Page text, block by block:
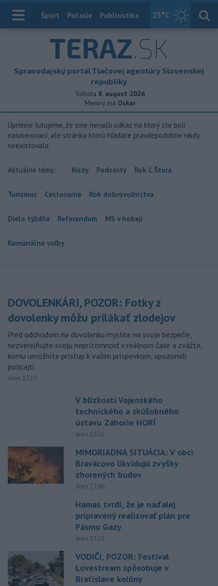
25°C
Index
Šport Počasie Publicistika Slovensko
TERAZ.SK
Spravodajský portál Tlačovej agentúry Slovenskej
republiky
Sobota 8. august 2026
Meniny má Oskar
Úprimne ľutujeme, že sme nenašli odkaz na ktorý ste boli
nasmerovaní, ale stránka ktorú hľadáte pravdepodobne nikdy
neexistovala
Aktuálne témy: Kvízy Podcasty Rok Ľ.Štúra
Turizmus Cestovanie Rok dobrovoľníctva
Dielo týždňa Referendum MS v hokeji
Komunálne voľby
DOVOLENKÁRI, POZOR: Fotky z
dovolenky môžu prilákať zlodejov
Pred odchodom na dovolenku myslite na svoje bezpečie,
nezverejňujte svoju neprítomnosť v reálnom čase a zvážte,
komu umožníte prístup k vašim príspevkom, upozornili
policajti.
dnes 15:15
V blízkosti Vojenského
technického a skúšobného
ústavu Záhorie HORÍ
dnes 16:51
MIMORIADNA SITUÁCIA: V obci
Braväcovo likvidujú zvyšky
zhorených budov
dnes 17:06
Hamas tvrdí, že je naďalej
pripravený realizovať plán pre
Pásmo Gazy
dnes 15:25
VODIČI, POZOR: Festival
Lovestream spôsobuje v
Bratislave kolóny